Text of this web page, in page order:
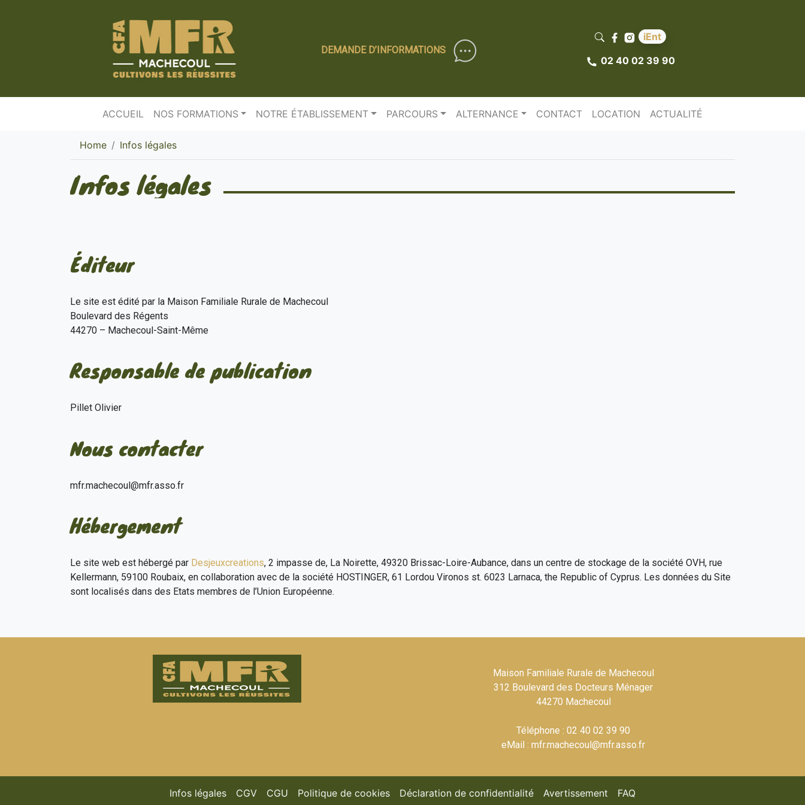
DEMANDE D’INFORMATIONS
iEnt
02 40 02 39 90
ACCUEIL NOS FORMATIONS NOTRE ÉTABLISSEMENT PARCOURS ALTERNANCE CONTACT LOCATION ACTUALITÉ
Home Infos légales
Infos légales
Éditeur
Le site est édité par la Maison Familiale Rurale de Machecoul
Boulevard des Régents
44270 – Machecoul-Saint-Même
Responsable de publication
Pillet Olivier
Nous contacter
mfr.machecoul@mfr.asso.fr
Hébergement
Le site web est hébergé par Desjeuxcreations, 2 impasse de, La Noirette, 49320 Brissac-Loire-Aubance, dans un centre de stockage de la société OVH, rue
Kellermann, 59100 Roubaix, en collaboration avec de la société HOSTINGER, 61 Lordou Vironos st. 6023 Larnaca, the Republic of Cyprus. Les données du Site
sont localisés dans des Etats membres de l’Union Européenne.
Maison Familiale Rurale de Machecoul
312 Boulevard des Docteurs Ménager
44270 Machecoul
Téléphone : 02 40 02 39 90
eMail : mfr.machecoul@mfr.asso.fr
Infos légales(current)
CGV(current)
CGU (current)
Politique de cookies(current)
Déclaration de confidentialité(current)
Avertissement (current)
FAQ(current)